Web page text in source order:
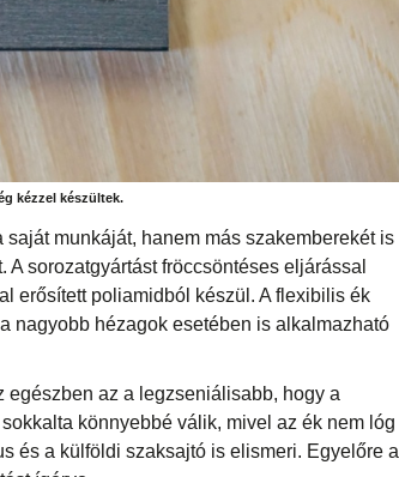
kézzel készültek.
munkáját, hanem más szakemberekét is
sorozatgyártást fröccsöntéses eljárással
erősített poliamidból készül. A flexibilis ék
nagyobb hézagok esetében is alkalmazható
az a legzseniálisabb, hogy a
könnyebbé válik, mivel az ék nem lóg
és a külföldi szaksajtó is elismeri. Egyelőre a